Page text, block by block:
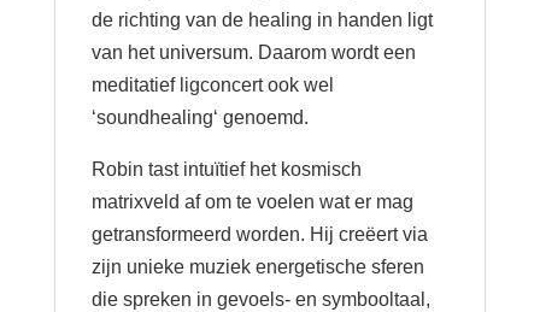
de richting van de healing in handen ligt
van het universum. Daarom wordt een
meditatief ligconcert ook wel
‘soundhealing‘ genoemd.
Robin tast intuïtief het kosmisch
matrixveld af om te voelen wat er mag
getransformeerd worden. Hij creëert via
zijn unieke muziek energetische sferen
die spreken in gevoels- en symbooltaal,